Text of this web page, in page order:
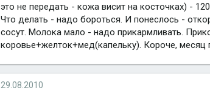
это не передать - кожа висит на косточках) -
Что делать - надо бороться. И понеслось -
сосут. Молока мало - надо прикармливать.
коровье+желток+мед(капельку). Короче,
29.08.2010